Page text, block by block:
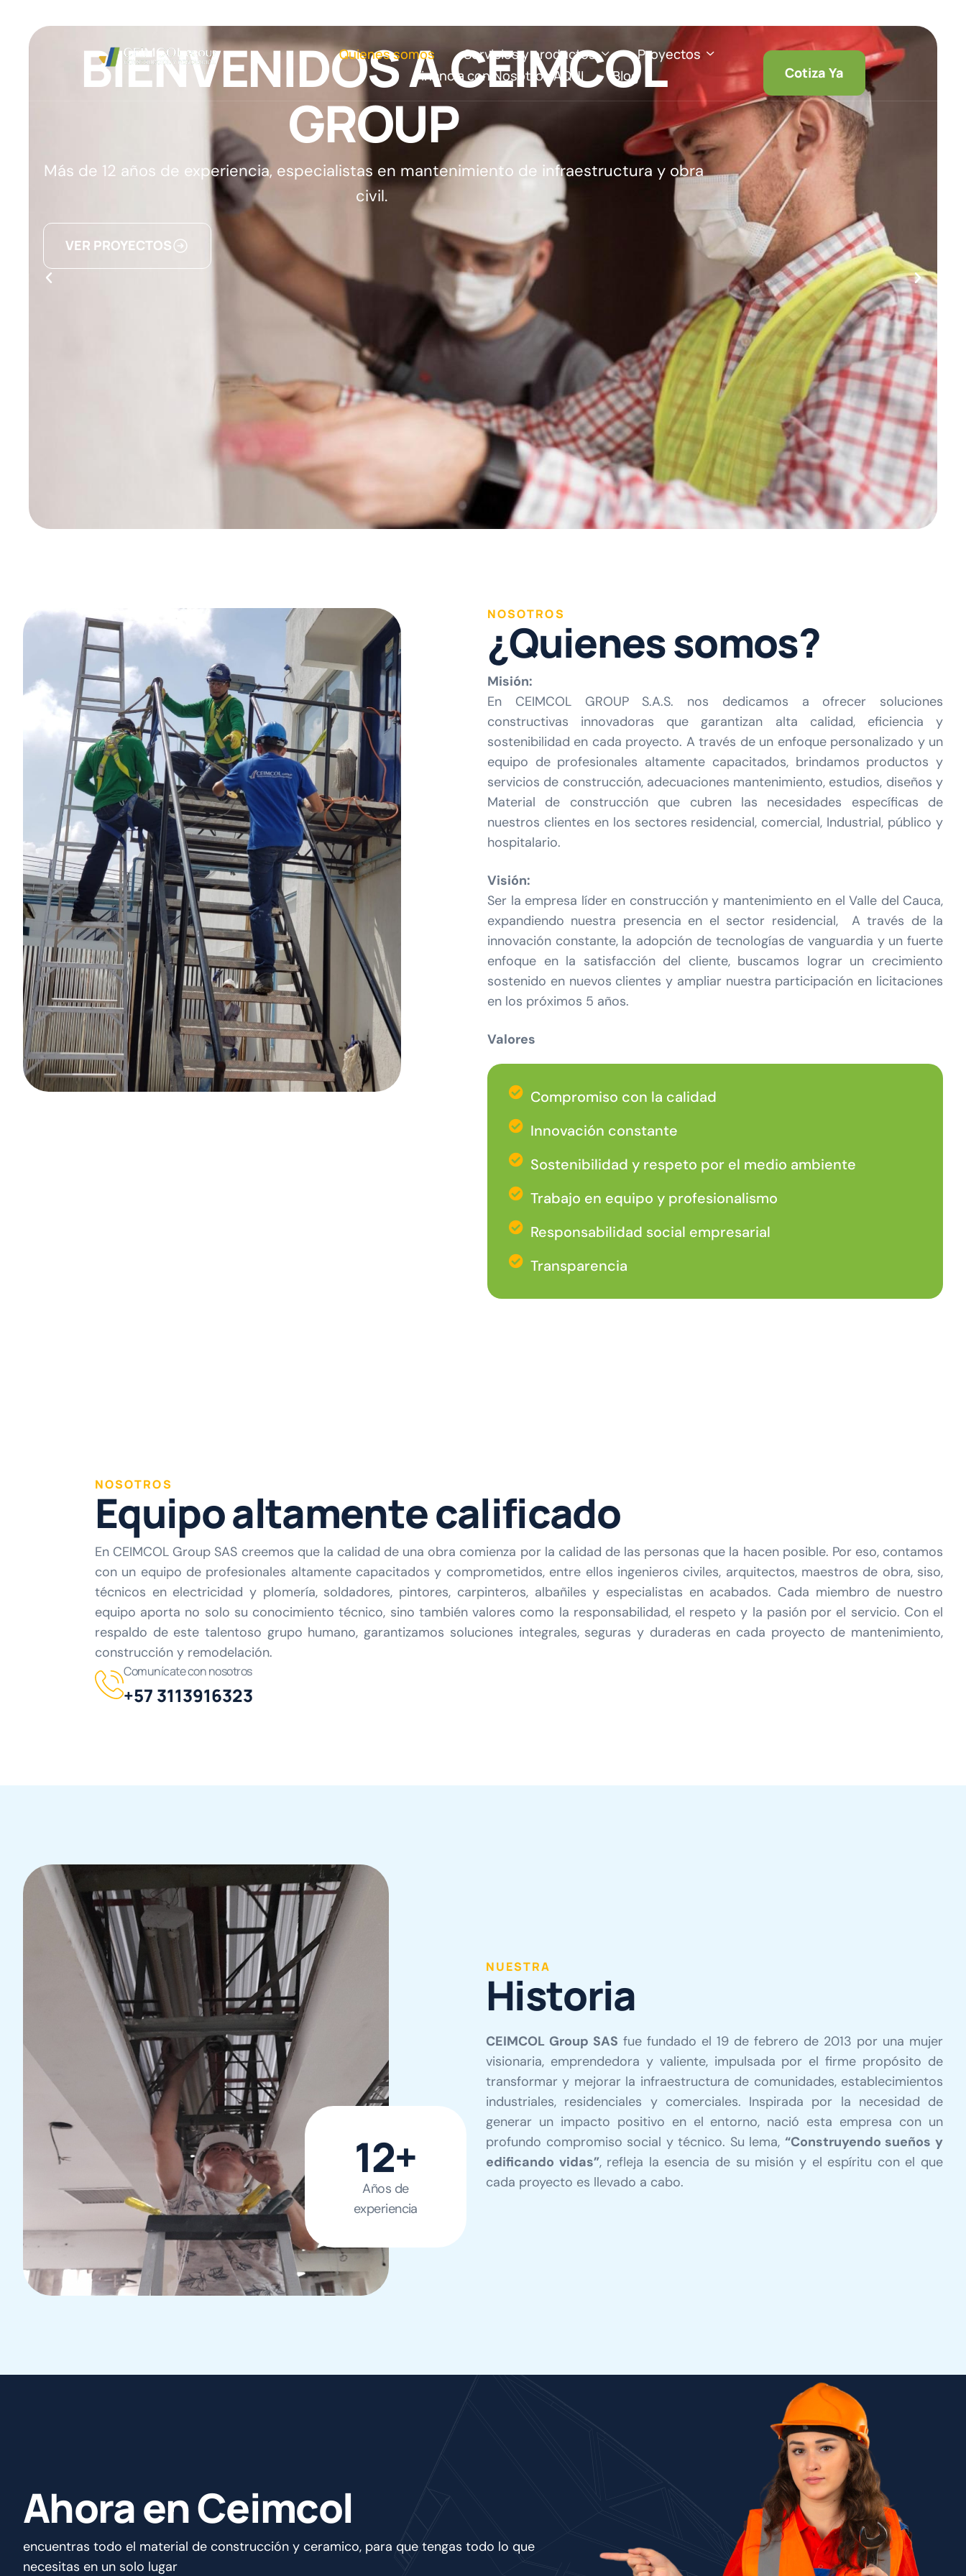
Quienes somos Servicios y productos
Proyectos
Financia con Nosotros AQUI
Blog Cotiza Ya
BIENVENIDOSACEIMCOL
GROUP
Más de 12 años de experiencia, especialistas en mantenimiento de infraestructura y obra
civil.
VER PROYECTOS
NOSOTROS
¿Quienessomos?
Misión:
En CEIMCOL GROUP S.A.S. nos dedicamos a ofrecer soluciones
constructivas innovadoras que garantizan alta calidad, eficiencia y
sostenibilidad en cada proyecto. A través de un enfoque personalizado y un
equipo de profesionales altamente capacitados, brindamos productos y
servicios de construcción, adecuaciones mantenimiento, estudios, diseños y
Material de construcción que cubren las necesidades específicas de
nuestros clientes en los sectores residencial, comercial, Industrial, público y
hospitalario.
Visión:
Ser la empresa líder en construcción y mantenimiento en el Valle del Cauca,
expandiendo nuestra presencia en el sector residencial, A través de la
innovación constante, la adopción de tecnologías de vanguardia y un fuerte
enfoque en la satisfacción del cliente, buscamos lograr un crecimiento
sostenido en nuevos clientes y ampliar nuestra participación en licitaciones
en los próximos 5 años.
Valores
Compromiso con la calidad
Innovación constante
Sostenibilidad y respeto por el medio ambiente
Trabajo en equipo y profesionalismo
Responsabilidad social empresarial
Transparencia
NOSOTROS
Equipoaltamentecalificado
En CEIMCOL Group SAS creemos que la calidad de una obra comienza por la calidad de las personas que la hacen posible. Por eso, contamos
con un equipo de profesionales altamente capacitados y comprometidos, entre ellos ingenieros civiles, arquitectos, maestros de obra, siso,
técnicos en electricidad y plomería, soldadores, pintores, carpinteros, albañiles y especialistas en acabados. Cada miembro de nuestro
equipo aporta no solo su conocimiento técnico, sino también valores como la responsabilidad, el respeto y la pasión por el servicio. Con el
respaldo de este talentoso grupo humano, garantizamos soluciones integrales, seguras y duraderas en cada proyecto de mantenimiento,
construcción y remodelación.
Comunícate con nosotros
+57 3113916323
Años de
experiencia
12+
NUESTRA
Historia
CEIMCOL Group SAS fue fundado el 19 de febrero de 2013 por una mujer
visionaria, emprendedora y valiente, impulsada por el firme propósito de
transformar y mejorar la infraestructura de comunidades, establecimientos
industriales, residenciales y comerciales. Inspirada por la necesidad de
generar un impacto positivo en el entorno, nació esta empresa con un
profundo compromiso social y técnico. Su lema, “Construyendo sueños y
edificando vidas”, refleja la esencia de su misión y el espíritu con el que
cada proyecto es llevado a cabo.
AhoraenCeimcol
encuentras todo el material de construcción y ceramico, para que tengas todo lo que
necesitas en un solo lugar